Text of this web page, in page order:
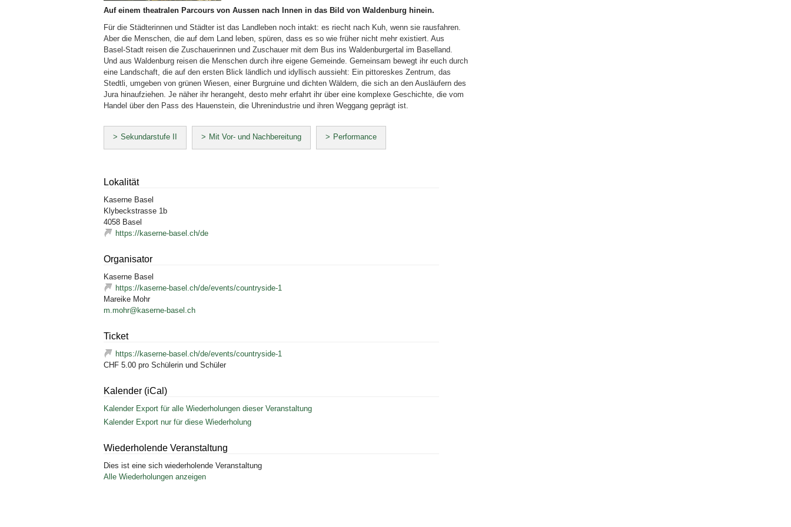
Auf einem theatralen Parcours von Aussen nach Innen in das Bild von Waldenburg hinein.
Für die Städterinnen und Städter ist das Landleben noch intakt: es riecht nach Kuh, wenn sie rausfahren.
Aber die Menschen, die auf dem Land leben, spüren, dass es so wie früher nicht mehr existiert. Aus
Basel-Stadt reisen die Zuschauerinnen und Zuschauer mit dem Bus ins Waldenburgertal im Baselland.
Und aus Waldenburg reisen die Menschen durch ihre eigene Gemeinde. Gemeinsam bewegt ihr euch durch
eine Landschaft, die auf den ersten Blick ländlich und idyllisch aussieht: Ein pittoreskes Zentrum, das
Stedtli, umgeben von grünen Wiesen, einer Burgruine und dichten Wäldern, die sich an den Ausläufern des
Jura hinaufziehen. Je näher ihr herangeht, desto mehr erfahrt ihr über eine komplexe Geschichte, die vom
Handel über den Pass des Hauenstein, die Uhrenindustrie und ihren Weggang geprägt ist.
Sekundarstufe II Mit Vor- und Nachbereitung Performance
Lokalität
Kaserne Basel
Klybeckstrasse 1b
4058 Basel
https://kaserne-basel.ch/de
Organisator
Kaserne Basel
https://kaserne-basel.ch/de/events/countryside-1
Mareike Mohr
m.mohr@kaserne-basel.ch
Ticket
https://kaserne-basel.ch/de/events/countryside-1
CHF 5.00 pro Schülerin und Schüler
Kalender (iCal)
Kalender Export für alle Wiederholungen dieser Veranstaltung
Kalender Export nur für diese Wiederholung
Wiederholende Veranstaltung
Dies ist eine sich wiederholende Veranstaltung
Alle Wiederholungen anzeigen